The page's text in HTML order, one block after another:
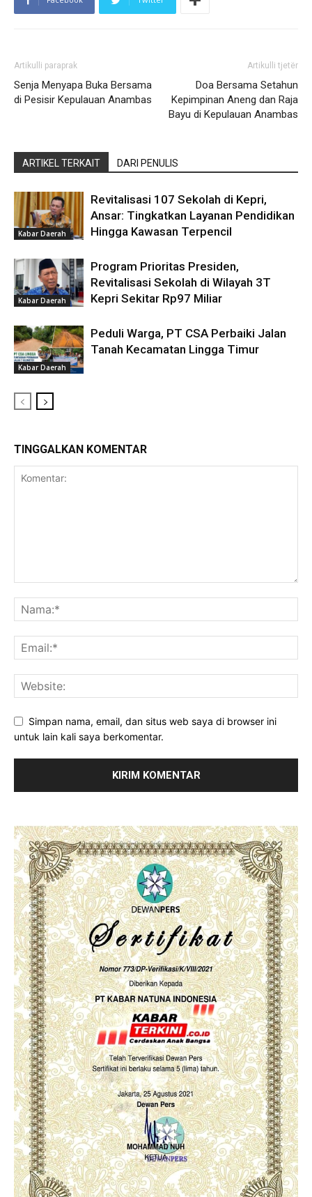
Artikulli paraprak
Senja Menyapa Buka Bersama
di Pesisir Kepulauan Anambas
Artikulli tjetër
Doa Bersama Setahun
Kepimpinan Aneng dan Raja
Bayu di Kepulauan Anambas
ARTIKEL TERKAIT DARI PENULIS
Kabar Daerah
Revitalisasi 107 Sekolah di Kepri,
Ansar: Tingkatkan Layanan Pendidikan
Hingga Kawasan Terpencil
Kabar Daerah
Program Prioritas Presiden,
Revitalisasi Sekolah di Wilayah 3T
Kepri Sekitar Rp97 Miliar
Kabar Daerah
Peduli Warga, PT CSA Perbaiki Jalan
Tanah Kecamatan Lingga Timur
TINGGALKAN KOMENTAR
Simpan nama, email, dan situs web saya di browser ini
untuk lain kali saya berkomentar.